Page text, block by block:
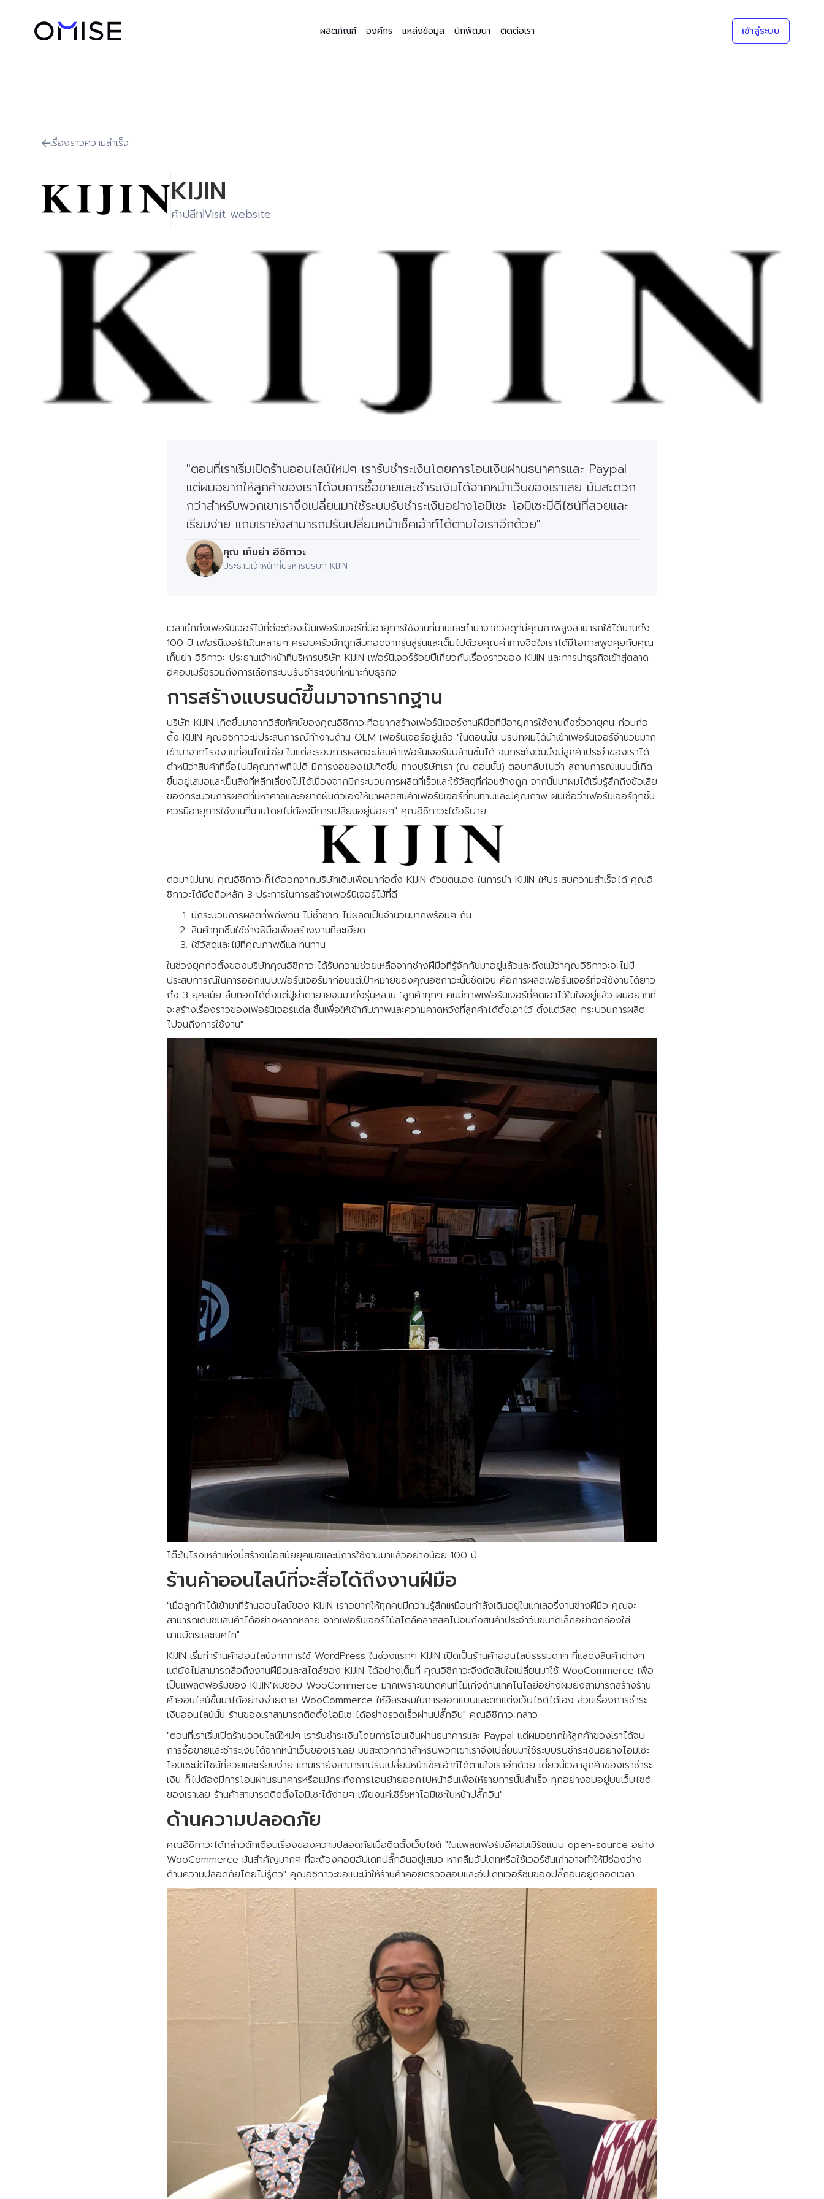
ผลิตภัณฑ์ องค์กร แหล่งข้อมูล นักพัฒนา ติดต่อเรา เข้าสู่ระบบ
เรื่องราวความสำเร็จ
KIJIN
ค้าปลีก|Visit website
"ตอนที่เราเริ่มเปิดร้านออนไลน์ใหม่ๆ เรารับชำระเงินโดยการโอนเงินผ่านธนาคารและ Paypal
แต่ผมอยากให้ลูกค้าของเราได้จบการซื้อขายและชำระเงินได้จากหน้าเว็บของเราเลย มันสะดวก
กว่าสำหรับพวกเขาเราจึงเปลี่ยนมาใช้ระบบรับชำระเงินอย่างโอมิเซะ โอมิเซะมีดีไซน์ที่สวยและ
เรียบง่าย แถมเรายังสามารถปรับเปลี่ยนหน้าเช็คเอ้าท์ได้ตามใจเราอีกด้วย"
คุณ เก็นย่า อิชิกาวะ
ประธานเจ้าหน้าที่บริหารบริษัท KIJIN
เวลานึกถึงเฟอร์นิเจอร์ไม้ที่ดีจะต้องเป็นเฟอร์นิเจอร์ที่มีอายุการใช้งานที่นานและทำมาจากวัสดุที่มีคุณภาพสูงสามารถใช้ได้นานถึง
100 ปี เฟอร์นิเจอร์ไม้ในหลายๆ ครอบครัวมักถูกสืบทอดจากรุ่นสู่รุ่นและเต็มไปด้วยคุณค่าทางจิตใจเราได้มีโอกาสพูดคุยกับคุณ
เก็นย่า อิชิกาวะ ประธานเจ้าหน้าที่บริหารบริษัท KIJIN เฟอร์นิเจอร์ร้อยปีเกี่ยวกับเรื่องราวของ KIJIN และการนำธุรกิจเข้าสู่ตลาด
อีคอมเมิร์ซรวมถึงการเลือกระบบรับชำระเงินที่เหมาะกับธุรกิจ
การสร้างแบรนด์ขึ้นมาจากรากฐาน
บริษัท KIJIN เกิดขึ้นมาจากวิสัยทัศน์ของคุณอิชิกาวะที่อยากสร้างเฟอร์นิเจอร์งานฝีมือที่มีอายุการใช้งานถึงชั่วอายุคน ก่อนก่อ
ตั้ง KIJIN คุณอิชิกาวะมีประสบการณ์ทำงานด้าน OEM เฟอร์นิเจอร์อยู่แล้ว "ในตอนนั้น บริษัทผมได้นำเข้าเฟอร์นิเจอร์จำนวนมาก
เข้ามาจากโรงงานที่อินโดนีเซีย ในแต่ละรอบการผลิตจะมีสินค้าเฟอร์นิเจอร์นับล้านชิ้นได้ จนกระทั่งวันนึงมีลูกค้าประจำของเราได้
ตำหนิว่าสินค้าที่ซื้อไปมีคุณภาพที่ไม่ดี มีการงอของไม้เกิดขึ้น ทางบริษัทเรา (ณ ตอนนั้น) ตอบกลับไปว่า สถานการณ์แบบนี้เกิด
ขึ้นอยู่เสมอและเป็นสิ่งที่หลีกเลี่ยงไม่ได้เนื่องจากมีกระบวนการผลิตที่เร็วและใช้วัสดุที่ค่อนข้างถูก จากนั้นมาผมได้เริ่มรู้สึกถึงข้อเสีย
ของกระบวนการผลิตที่มหาศาลและอยากผันตัวเองให้มาผลิตสินค้าเฟอร์นิเจอร์ที่ทนทานและมีคุณภาพ ผมเชื่อว่าเฟอร์นิเจอร์ทุกชิ้น
ควรมีอายุการใช้งานที่นานโดยไม่ต้องมีการเปลี่ยนอยู่บ่อยๆ" คุณอิชิกาวะได้อธิบาย
ต่อมาไม่นาน คุณอิชิกาวะก็ได้ออกจากบริษัทเดิมเพื่อมาก่อตั้ง KIJIN ด้วยตนเอง ในการนำ KIJIN ให้ประสบความสำเร็จได้ คุณอิ
ชิกาวะได้ยึดถือหลัก 3 ประการในการสร้างเฟอร์นิเจอร์ไม้ที่ดี
มีกระบวนการผลิตที่พิถีพิถัน ไม่ซ้ำซาก ไม่ผลิตเป็นจำนวนมากพร้อมๆ กัน
สินค้าทุกชิ้นใช้ช่างฝีมือเพื่อสร้างงานที่ละเอียด
ใช้วัสดุและไม้ที่คุณภาพดีและทนทาน
ในช่วงยุคก่อตั้งของบริษัทคุณอิชิกาวะได้รับความช่วยเหลือจากช่างฝีมือที่รู้จักกันมาอยู่แล้วและถึงแม้ว่าคุณอิชิกาวะจะไม่มี
ประสบการณ์ในการออกแบบเฟอร์นิเจอร์มาก่อนแต่เป้าหมายของคุณอิชิกาวะนั้นชัดเจน คือการผลิตเฟอร์นิเจอร์ที่จะใช้งานได้ยาว
ถึง 3 ยุคสมัย สืบทอดได้ตั้งแต่ปู่ย่าตายายจนมาถึงรุ่นหลาน "ลูกค้าทุกๆ คนมีภาพเฟอร์นิเจอร์ที่คิดเอาไว้ในใจอยู่แล้ว ผมอยากที่
จะสร้างเรื่องราวของเฟอร์นิเจอร์แต่ละชิ้นเพื่อให้เข้ากับภาพและความคาดหวังที่ลูกค้าได้ตั้งเอาไว้ ตั้งแต่วัสดุ กระบวนการผลิต
ไปจนถึงการใช้งาน"
โต๊ะในโรงเหล้าแห่งนี้สร้างเมื่อสมัยยุคเมจิและมีการใช้งานมาแล้วอย่างน้อย 100 ปี
ร้านค้าออนไลน์ที่จะสื่อได้ถึงงานฝีมือ
"เมื่อลูกค้าได้เข้ามาที่ร้านออนไลน์ของ KIJIN เราอยากให้ทุกคนมีความรู้สึกเหมือนกำลังเดินอยู่ในแกเลอรี่งานช่างฝีมือ คุณจะ
สามารถเดินชมสินค้าได้อย่างหลากหลาย จากเฟอร์นิเจอร์ไม้สไตล์คลาสสิคไปจนถึงสินค้าประจำวันขนาดเล็กอย่างกล่องใส่
นามบัตรและเนคไท"
KIJIN เริ่มทำร้านค้าออนไลน์จากการใช้ WordPress ในช่วงแรกๆ KIJIN เปิดเป็นร้านค้าออนไลน์ธรรมดาๆ ที่แสดงสินค้าต่างๆ
แต่ยังไม่สามารถสื่อถึงงานฝีมือและสไตล์ของ KIJIN ได้อย่างเต็มที่ คุณอิชิกาวะจึงตัดสินใจเปลี่ยนมาใช้ WooCommerce เพื่อ
เป็นแพลตฟอร์มของ KIJIN"ผมชอบ WooCommerce มากเพราะขนาดคนที่ไม่เก่งด้านเทคโนโลยีอย่างผมยังสามารถสร้างร้าน
ค้าออนไลน์ขึ้นมาได้อย่างง่ายดาย WooCommerce ให้อิสระผมในการออกแบบและตกแต่งเว็บไซต์ได้เอง ส่วนเรื่องการชำระ
เงินออนไลน์นั้น ร้านของเราสามารถติดตั้งโอมิเซะได้อย่างรวดเร็วผ่านปลั๊กอิน" คุณอิชิกาวะกล่าว
"ตอนที่เราเริ่มเปิดร้านออนไลน์ใหม่ๆ เรารับชำระเงินโดยการโอนเงินผ่านธนาคารและ Paypal แต่ผมอยากให้ลูกค้าของเราได้จบ
การซื้อขายและชำระเงินได้จากหน้าเว็บของเราเลย มันสะดวกกว่าสำหรับพวกเขาเราจึงเปลี่ยนมาใช้ระบบรับชำระเงินอย่างโอมิเซะ
โอมิเซะมีดีไซน์ที่สวยและเรียบง่าย แถมเรายังสามารถปรับเปลี่ยนหน้าเช็คเอ้าท์ได้ตามใจเราอีกด้วย เดี๋ยวนี้เวลาลูกค้าของเราชำระ
เงิน ก็ไม่ต้องมีการโอนผ่านธนาคารหรือแม้กระทั่งการโอนย้ายออกไปหน้าอื่นเพื่อให้รายการนั้นสำเร็จ ทุกอย่างจบอยู่บนเว็บไซต์
ของเราเลย ร้านค้าสามารถติดตั้งโอมิเซะได้ง่ายๆ เพียงแค่เซิร์ชหาโอมิเซะในหน้าปลั๊กอิน"
ด้านความปลอดภัย
คุณอิชิกาวะได้กล่าวตักเตือนเรื่องของความปลอดภัยเมื่อติดตั้งเว็บไซต์ "ในแพลตฟอร์มอีคอมเมิร์ซแบบ open-source อย่าง
WooCommerce มันสำคัญมากๆ ที่จะต้องคอยอัปเดทปลั๊กอินอยู่เสมอ หากลืมอัปเดทหรือใช้เวอร์ชันเก่าอาจทำให้มีช่องว่าง
ด้านความปลอดภัยโดยไม่รู้ตัว" คุณอิชิกาวะขอแนะนำให้ร้านค้าคอยตรวจสอบและอัปเดทเวอร์ชันของปลั๊กอินอยู่ตลอดเวลา